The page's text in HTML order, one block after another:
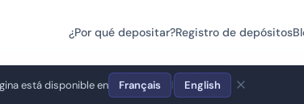
¿Por qué depositar?Registro de depósitos
está disponible en Français | English